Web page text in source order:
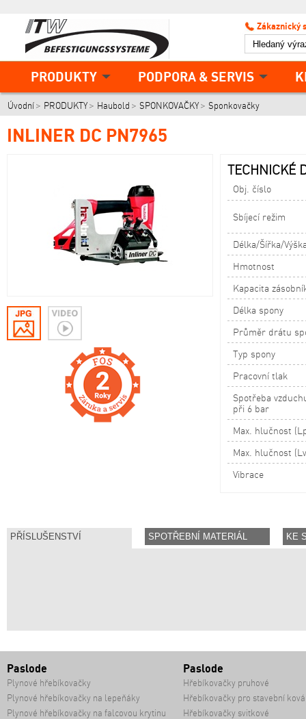
PRODUKTY PODPORA & SERVIS
Zákaznický
Úvodní PRODUKTY Haubold SPONKOVAČKY Sponkovačky
INLINER DC PN7965
TECHNICKÉ
Obj. číslo
Sbíjecí režim
Délka/Šířka/
Hmotnost
Kapacita
Délka spony
Průměr drátu
Typ spony
Pracovní tlak
Spotřeba
při 6 bar
Max. hlučnost
Max. hlučnost
Vibrace
Paslode
Plynové hřebíkovačky
Plynové hřebíkovačky na lepeňáky
Plynové hřebíkovačky na falcovou krytinu
Paslode
Hřebíkovačky pruhové
Hřebíkovačky pro stavební
Hřebíkovačky svitkové